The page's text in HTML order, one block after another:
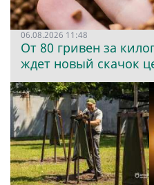
06.08.2026 11:48
От 80 гривен за
ждет новый скачок